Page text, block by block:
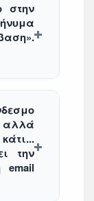
στην
αλλά
την